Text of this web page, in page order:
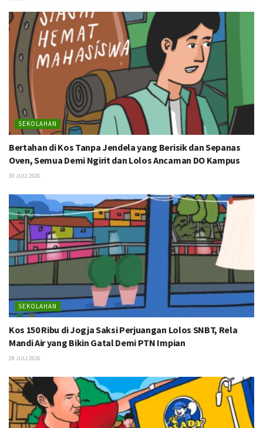
SEKOLAHAN
Bertahan di Kos Tanpa Jendela yang Berisik dan Sepanas
Oven, Semua Demi Ngirit dan Lolos Ancaman DO Kampus
30 JULI 2026
SEKOLAHAN
Kos 150 Ribu di Jogja Saksi Perjuangan Lolos SNBT, Rela
Mandi Air yang Bikin Gatal Demi PTN Impian
29 JULI 2026